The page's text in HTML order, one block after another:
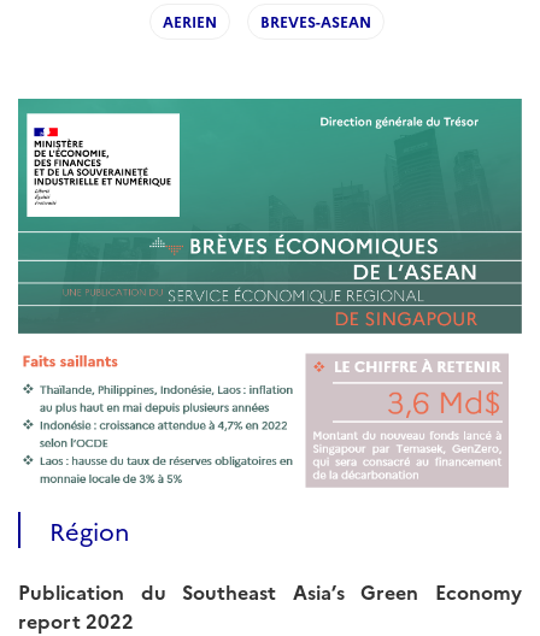
AERIEN BREVES-ASEAN
Région
Publication du Southeast Asia’s Green Economy
report 2022